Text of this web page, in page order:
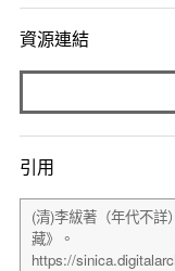
資源連結
引用